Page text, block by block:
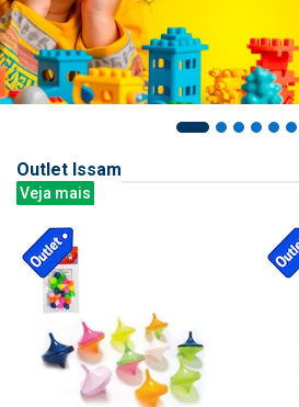
Outlet Issam
Veja mais